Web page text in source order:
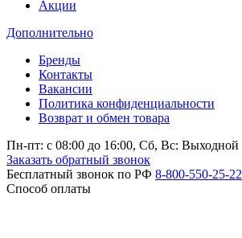
Акции
Дополнительно
Бренды
Контакты
Вакансии
Политика конфиденциальности
Возврат и обмен товара
Пн-пт: c 08:00 до 16:00, Сб, Вс: Выходной
Заказать обратный звонок
Бесплатный звонок по РФ 8-800-550-25-22
Способ оплаты